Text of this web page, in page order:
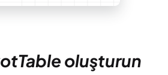
oluşturun